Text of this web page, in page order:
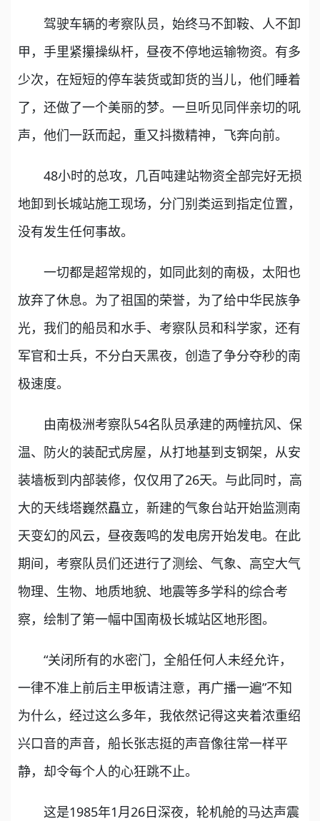
驾驶车辆的考察队员，始终马不卸鞍、人不卸
甲，手里紧攥操纵杆，昼夜不停地运输物资。有多
少次，在短短的停车装货或卸货的当儿，他们睡着
了，还做了一个美丽的梦。一旦听见同伴亲切的吼
声，他们一跃而起，重又抖擞精神，飞奔向前。
48小时的总攻，几百吨建站物资全部完好无损
地卸到长城站施工现场，分门别类运到指定位置，
没有发生任何事故。
一切都是超常规的，如同此刻的南极，太阳也
放弃了休息。为了祖国的荣誉，为了给中华民族争
光，我们的船员和水手、考察队员和科学家，还有
军官和士兵，不分白天黑夜，创造了争分夺秒的南
极速度。
由南极洲考察队54名队员承建的两幢抗风、保
温、防火的装配式房屋，从打地基到支钢架，从安
装墙板到内部装修，仅仅用了26天。与此同时，高
大的天线塔巍然矗立，新建的气象台站开始监测南
天变幻的风云，昼夜轰鸣的发电房开始发电。在此
期间，考察队员们还进行了测绘、气象、高空大气
物理、生物、地质地貌、地震等多学科的综合考
察，绘制了第一幅中国南极长城站区地形图。
“关闭所有的水密门，全船任何人未经允许，
一律不准上前后主甲板请注意，再广播一遍”不知
为什么，经过这么多年，我依然记得这夹着浓重绍
兴口音的声音，船长张志挺的声音像往常一样平
静，却令每个人的心狂跳不止。
这是1985年1月26日深夜，轮机舱的马达声震